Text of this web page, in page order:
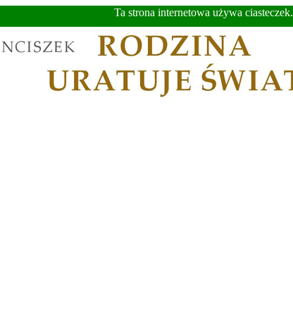
Ta strona internetowa używa ciasteczek.